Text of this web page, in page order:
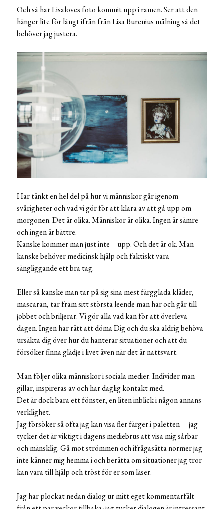
Och så har Lisaloves foto kommit upp i ramen. Ser att den
hänger lite för långt ifrån från Lisa Burenius målning så det
behöver jag justera.
Har tänkt en hel del på hur vi människor går igenom
svårigheter och vad vi gör för att klara av att gå upp om
morgonen. Det är olika. Människor är olika. Ingen är sämre
och ingen är bättre.
Kanske kommer man just inte – upp. Och det är ok. Man
kanske behöver medicinsk hjälp och faktiskt vara
sängliggande ett bra tag.
Eller så kanske man tar på sig sina mest färgglada kläder,
mascaran, tar fram sitt största leende man har och går till
jobbet och briljerar. Vi gör alla vad kan för att överleva
dagen. Ingen har rätt att döma Dig och du ska aldrig behöva
ursäkta dig över hur du hanterar situationer och att du
försöker finna glädje i livet även när det är nattsvart.
Man följer olika människor i sociala medier. Individer man
gillar, inspireras av och har daglig kontakt med.
Det är dock bara ett fönster, en liten inblick i någon annans
verklighet.
Jag försöker så ofta jag kan visa fler färger i paletten – jag
tycker det är viktigt i dagens mediebrus att visa mig sårbar
och mänsklig. Gå mot strömmen och ifrågasätta normer jag
inte känner mig hemma i och berätta om situationer jag tror
kan vara till hjälp och tröst för er som läser.
Jag har plockat nedan dialog ur mitt eget kommentarfält